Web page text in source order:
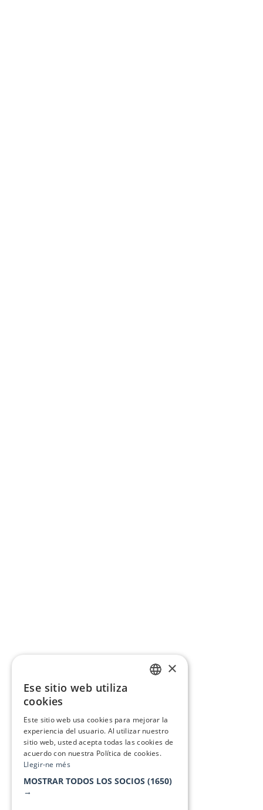
×
Ese sitio web utiliza
cookies
Este sitio web usa cookies para mejorar la
experiencia del usuario. Al utilizar nuestro
sitio web, usted acepta todas las cookies de
acuerdo con nuestra Política de cookies.
Llegir-ne més
MOSTRAR TODOS LOS SOCIOS (1650)
→